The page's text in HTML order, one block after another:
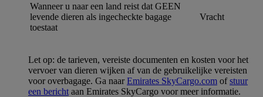
Wanneer u naar een land reist dat GEEN
levende dieren als ingecheckte bagage
toestaat
Vracht
Let op: de tarieven, vereiste documenten en kosten voor het
vervoer van dieren wijken af van de gebruikelijke vereisten
voor overbagage. Ga naarEmirates SkyCargo.com ofstuur
een bericht aan Emirates SkyCargo voor meer informatie.